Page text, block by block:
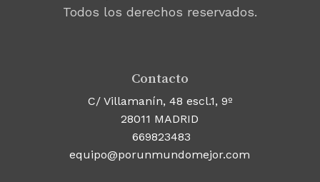
Todos los derechos reservados.
Contacto
C/ Villamanín, 48 escl.1, 9º
28011 MADRID
669823483
equipo@porunmundomejor.com